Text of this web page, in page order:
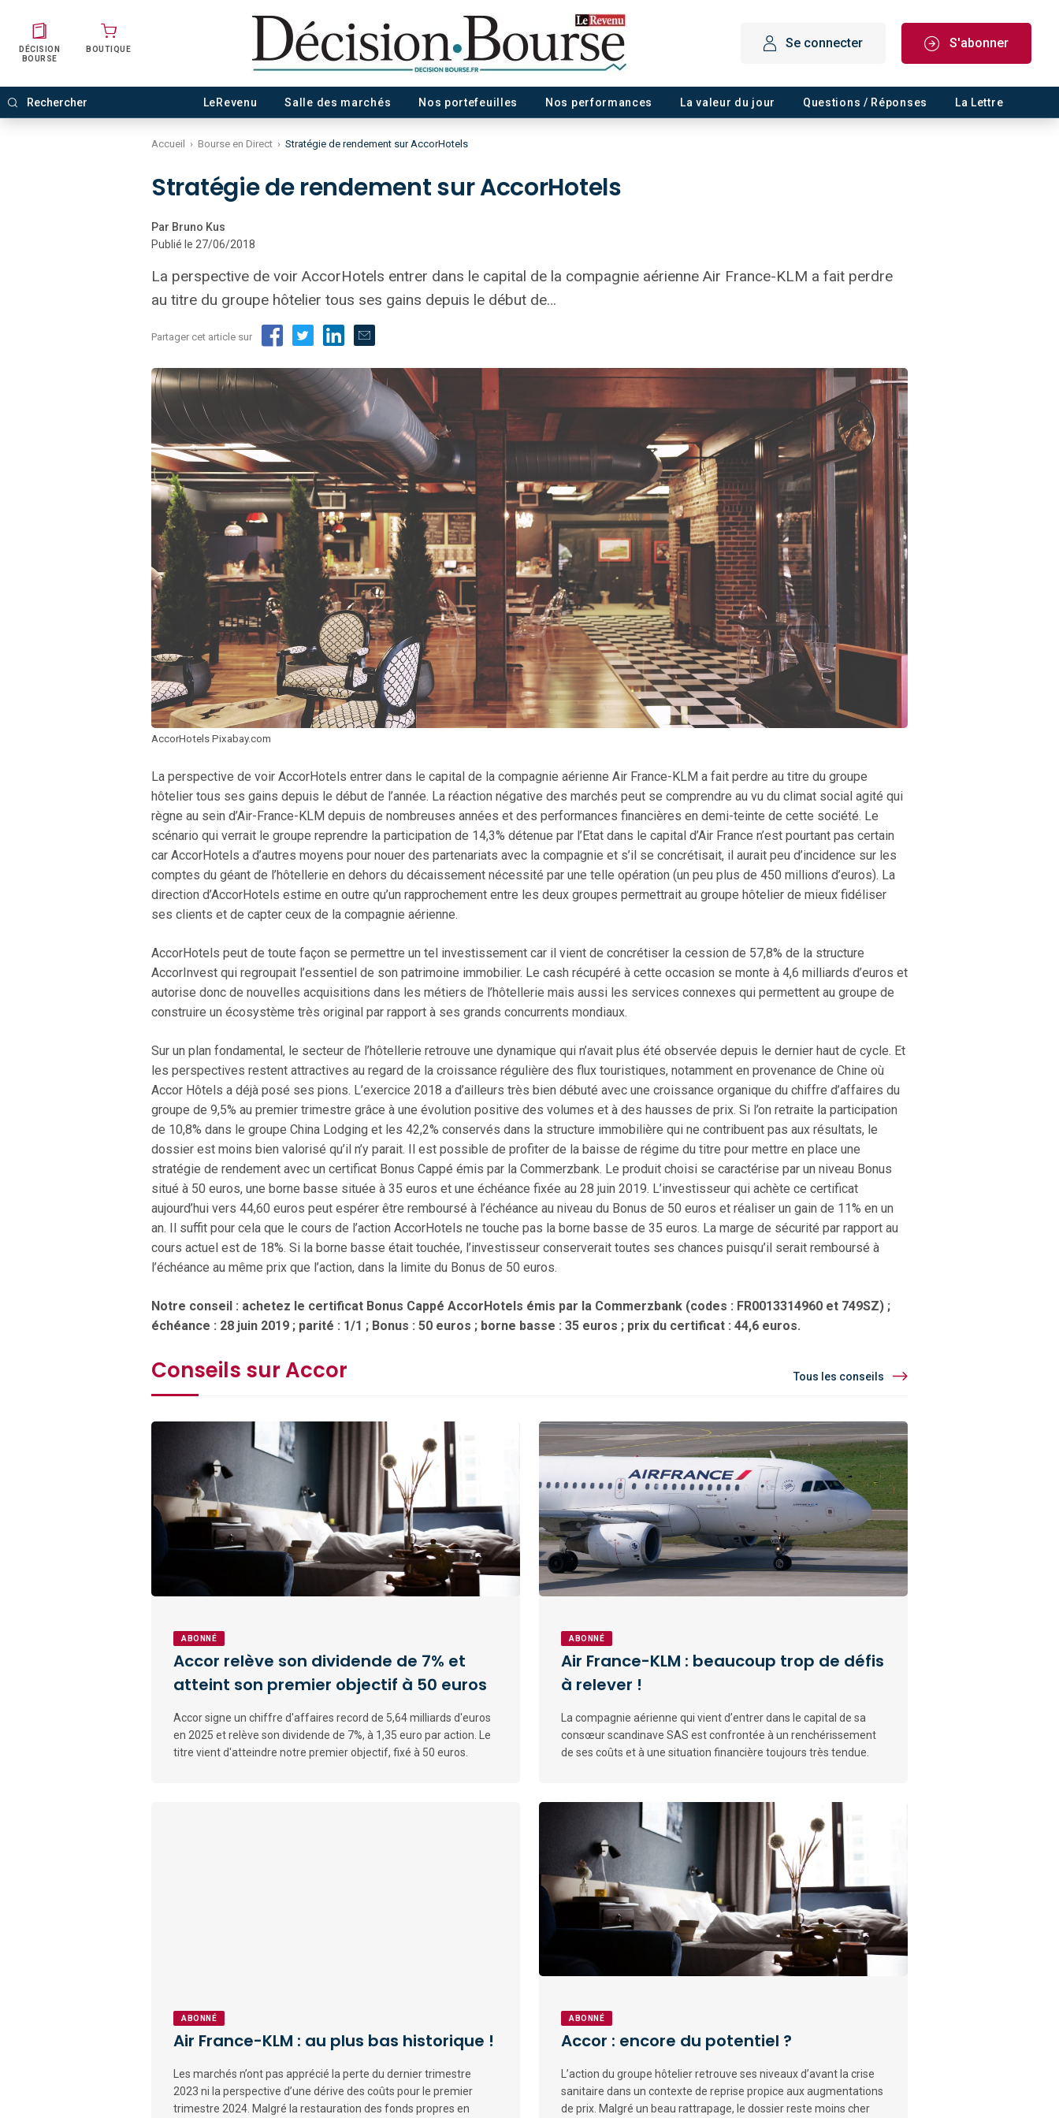
Se connecter S'abonner
DÉCISION
BOURSE
BOUTIQUE
LeRevenu Salle des marchés Nos portefeuilles Nos performances La valeur du jour Questions / Réponses La Lettre
Accueil › Bourse en Direct › Stratégie de rendement sur AccorHotels
Stratégie de rendement sur AccorHotels
Par Bruno Kus
Publié le 27/06/2018
La perspective de voir AccorHotels entrer dans le capital de la compagnie aérienne Air France-KLM a fait perdre
au titre du groupe hôtelier tous ses gains depuis le début de…
Partager cet article sur
AccorHotels Pixabay.com
La perspective de voir AccorHotels entrer dans le capital de la compagnie aérienne Air France-KLM a fait perdre au titre du groupe
hôtelier tous ses gains depuis le début de l’année. La réaction négative des marchés peut se comprendre au vu du climat social agité qui
règne au sein d’Air-France-KLM depuis de nombreuses années et des performances financières en demi-teinte de cette société. Le
scénario qui verrait le groupe reprendre la participation de 14,3% détenue par l’Etat dans le capital d’Air France n’est pourtant pas certain
car AccorHotels a d’autres moyens pour nouer des partenariats avec la compagnie et s’il se concrétisait, il aurait peu d’incidence sur les
comptes du géant de l’hôtellerie en dehors du décaissement nécessité par une telle opération (un peu plus de 450 millions d’euros). La
direction d’AccorHotels estime en outre qu’un rapprochement entre les deux groupes permettrait au groupe hôtelier de mieux fidéliser
ses clients et de capter ceux de la compagnie aérienne.
AccorHotels peut de toute façon se permettre un tel investissement car il vient de concrétiser la cession de 57,8% de la structure
AccorInvest qui regroupait l’essentiel de son patrimoine immobilier. Le cash récupéré à cette occasion se monte à 4,6 milliards d’euros et
autorise donc de nouvelles acquisitions dans les métiers de l’hôtellerie mais aussi les services connexes qui permettent au groupe de
construire un écosystème très original par rapport à ses grands concurrents mondiaux.
Sur un plan fondamental, le secteur de l’hôtellerie retrouve une dynamique qui n’avait plus été observée depuis le dernier haut de cycle. Et
les perspectives restent attractives au regard de la croissance régulière des flux touristiques, notamment en provenance de Chine où
Accor Hôtels a déjà posé ses pions. L’exercice 2018 a d’ailleurs très bien débuté avec une croissance organique du chiffre d’affaires du
groupe de 9,5% au premier trimestre grâce à une évolution positive des volumes et à des hausses de prix. Si l’on retraite la participation
de 10,8% dans le groupe China Lodging et les 42,2% conservés dans la structure immobilière qui ne contribuent pas aux résultats, le
dossier est moins bien valorisé qu’il n’y parait. Il est possible de profiter de la baisse de régime du titre pour mettre en place une
stratégie de rendement avec un certificat Bonus Cappé émis par la Commerzbank. Le produit choisi se caractérise par un niveau Bonus
situé à 50 euros, une borne basse située à 35 euros et une échéance fixée au 28 juin 2019. L’investisseur qui achète ce certificat
aujourd’hui vers 44,60 euros peut espérer être remboursé à l’échéance au niveau du Bonus de 50 euros et réaliser un gain de 11% en un
an. Il suffit pour cela que le cours de l’action AccorHotels ne touche pas la borne basse de 35 euros. La marge de sécurité par rapport au
cours actuel est de 18%. Si la borne basse était touchée, l’investisseur conserverait toutes ses chances puisqu’il serait remboursé à
l’échéance au même prix que l’action, dans la limite du Bonus de 50 euros.
Notre conseil : achetez le certificat Bonus Cappé AccorHotels émis par la Commerzbank (codes : FR0013314960 et 749SZ) ;
échéance : 28 juin 2019 ; parité : 1/1 ; Bonus : 50 euros ; borne basse : 35 euros ; prix du certificat : 44,6 euros.
Conseils sur Accor Tous les conseils
ABONNÉ
Accor relève son dividende de 7% et
atteint son premier objectif à 50 euros
Accor signe un chiffre d'affaires record de 5,64 milliards d'euros
en 2025 et relève son dividende de 7%, à 1,35 euro par action. Le
titre vient d'atteindre notre premier objectif, fixé à 50 euros.
ABONNÉ
Air France-KLM : beaucoup trop de défis
à relever !
La compagnie aérienne qui vient d’entrer dans le capital de sa
consœur scandinave SAS est confrontée à un renchérissement
de ses coûts et à une situation financière toujours très tendue.
ABONNÉ
Air France-KLM : au plus bas historique !
Les marchés n’ont pas apprécié la perte du dernier trimestre
2023 ni la perspective d’une dérive des coûts pour le premier
trimestre 2024. Malgré la restauration des fonds propres en
ABONNÉ
Accor : encore du potentiel ?
L’action du groupe hôtelier retrouve ses niveaux d’avant la crise
sanitaire dans un contexte de reprise propice aux augmentations
de prix. Malgré un beau rattrapage, le dossier reste moins cher